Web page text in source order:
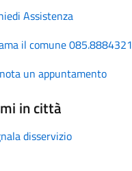
Assistenza
il comune 085.8884321
un appuntamento
in città
disservizio